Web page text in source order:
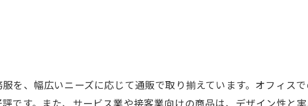
を、幅広いニーズに応じて通販で取り揃えています。オフィス